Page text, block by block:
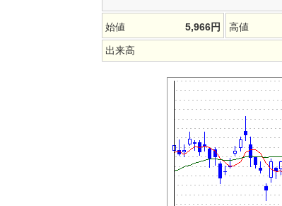
始値 5,966円 高値
出来高